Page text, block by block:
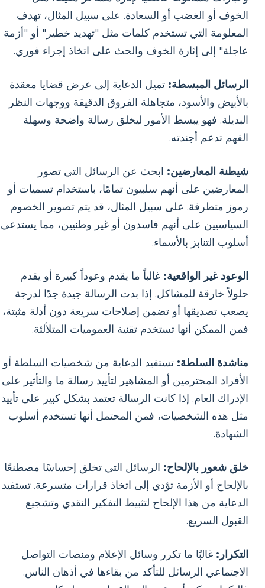
الخوف أو الغضب أو السعادة. على سبيل المثال، تهدف
المعلومة التي تستخدم كلمات مثل "تهديد خطير" أو "أزمة
عاجلة" إلى إثارة الخوف والحث على اتخاذ إجراء فوري.
الرسائل المبسطة: تميل الدعاية إلى عرض قضايا معقدة
بالأبيض والأسود، متجاهلة الفروق الدقيقة ووجهات النظر
البديلة. فهو يبسط الأمور ليخلق رسالة واضحة وسهلة
الفهم تدعم أجندته.
شيطنة المعارضين: ابحث عن الرسائل التي تصور
المعارضين على أنهم سلبيون تمامًا، باستخدام تسميات أو
رموز متطرفة. على سبيل المثال، قد يتم تصوير الخصوم
السياسيين على أنهم فاسدون أو غير وطنيين، مما يستدعي
أسلوب التنابز بالأسماء.
الوعود غير الواقعية: غالباً ما يقدم وعوداً كبيرة أو يقدم
حلولاً خارقة للمشاكل. إذا بدت الرسالة جيدة جدًا لدرجة
يصعب تصديقها أو تضمن إصلاحات سريعة دون أدلة مثبتة،
فمن الممكن أنها تستخدم تقنية العموميات المتلألئة.
مناشدة السلطة: تستفيد الدعاية من شخصيات السلطة أو
الأفراد المحترمين أو المشاهير لتأييد رسالة ما والتأثير على
الإدراك العام. إذا كانت الرسالة تعتمد بشكل كبير على تأييد
مثل هذه الشخصيات، فمن المحتمل أنها تستخدم أسلوب
الشهادة.
خلق شعور بالإلحاح: الرسائل التي تخلق إحساسًا مصطنعًا
بالإلحاح أو الأزمة تؤدي إلى اتخاذ قرارات متسرعة. تستفيد
الدعاية من هذا الإلحاح لتثبيط التفكير النقدي وتشجيع
القبول السريع.
التكرار: غالبًا ما تكرر وسائل الإعلام ومنصات التواصل
الاجتماعي الرسائل للتأكد من بقاءها في أذهان الناس.